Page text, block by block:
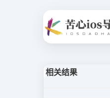
相关结果